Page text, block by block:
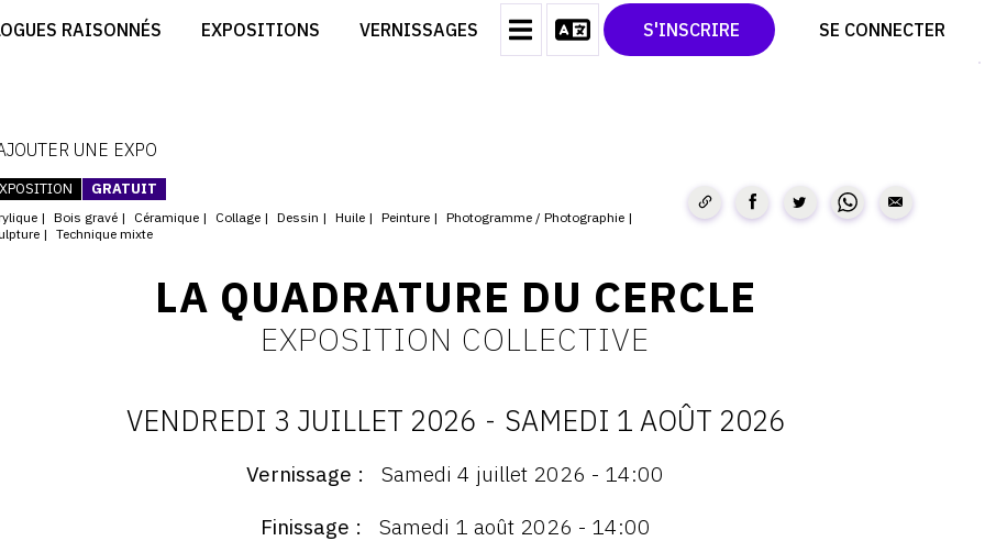
RAISONNÉS EXPOSITIONS VERNISSAGES S'INSCRIRE SE CONNECTER
CRÉER SON CATALOGUE D'EXPO
CONTACT
CGU
TWITTER
PINTEREST
UNE EXPO
GRATUIT
Bois gravé Céramique Collage Dessin Huile Peinture
Photogramme / Photographie
Technique mixte
LA QUADRATURE DU CERCLE
EXPOSITION COLLECTIVE
DATES
:
VENDREDI 3 JUILLET 2026 - SAMEDI 1 AOÛT 2026
Vernissage
Samedi 4 juillet 2026 - 14:00
Finissage
Samedi 1 août 2026 - 14:00